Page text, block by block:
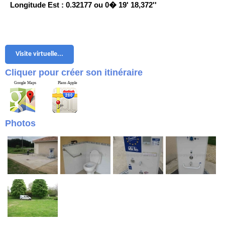
Longitude Est : 0.32177 ou 0� 19' 18,372''
Visite virtuelle...
Cliquer pour créer son itinéraire
Google Maps Plans Apple
Photos